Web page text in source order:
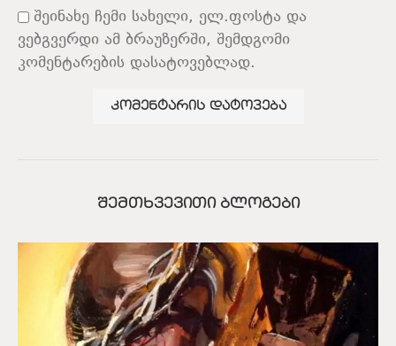
შეინახე ჩემი სახელი, ელ.ფოსტა და
ვებგვერდი ამ ბრაუზერში, შემდგომი
კომენტარების დასატოვებლად.
ᲨᲔᲛᲗᲮᲕᲔᲕᲘᲗᲘ ᲑᲚᲝᲒᲔᲑᲘ